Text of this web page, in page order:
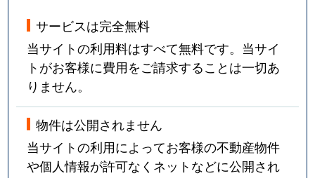
サービスは完全無料
当サイトの利用料はすべて無料です。当サイ
トがお客様に費用をご請求することは一切あ
りません。
物件は公開されません
当サイトの利用によってお客様の不動産物件
や個人情報が許可なくネットなどに公開され